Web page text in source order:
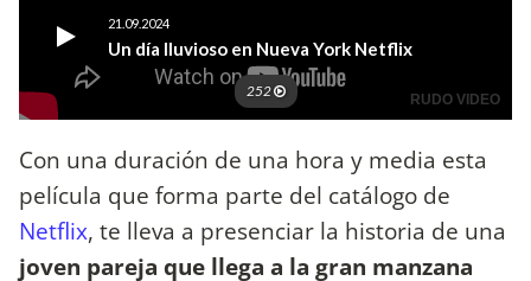
Con una duración de una hora y media esta
película que forma parte del catálogo de
Netflix, te lleva a presenciar la historia de una
joven pareja que llega a la gran manzana